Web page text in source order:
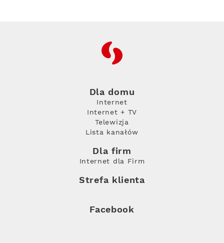
RFC
Dla domu
Internet
Internet + TV
Telewizja
Lista kanałów
Dla firm
Internet dla Firm
Strefa klienta
Facebook